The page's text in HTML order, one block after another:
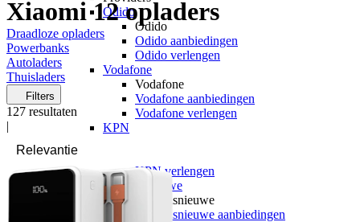
Odido
Odido
Odido aanbiedingen
Odido verlengen
Vodafone
Vodafone
Vodafone aanbiedingen
Vodafone verlengen
KPN
KPN verlengen
hollandsnieuwe
hollandsnieuwe
hollandsnieuwe aanbiedingen
Xiaomi 12 opladers
Draadloze opladers
Powerbanks
Autoladers
Thuisladers
Filters
127 resultaten
|